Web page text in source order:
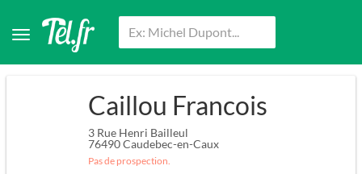
Caillou Francois
3 Rue Henri Bailleul
76490Caudebec-en-Caux
Pas de prospection.